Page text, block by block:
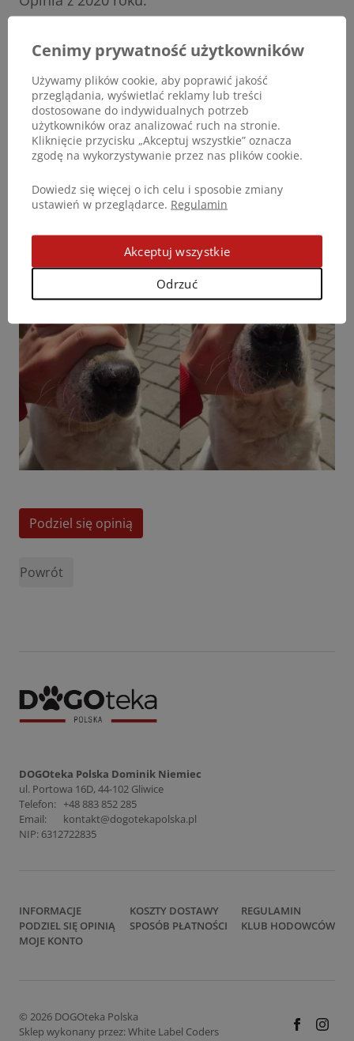
Podziel się opinią
Powrót
DOGOteka Polska Dominik Niemiec
ul. Portowa 16D, 44-102 Gliwice
Telefon: +48 883 852 285
Email:
kontakt@dogotekapolska.pl
NIP: 6312722835
INFORMACJE
PODZIEL SIĘ OPINIĄ
MOJE KONTO
KOSZTY DOSTAWY
SPOSÓB PŁATNOŚCI
REGULAMIN
KLUB HODOWCÓW
© 2026 DOGOteka Polska
Sklep wykonany przez:White Label Coders
Cenimy prywatność użytkowników
Używamy plików cookie, aby poprawić jakość
przeglądania, wyświetlać reklamy lub treści
dostosowane do indywidualnych potrzeb
użytkowników oraz analizować ruch na stronie.
Kliknięcie przycisku „Akceptuj wszystkie” oznacza
zgodę na wykorzystywanie przez nas plików cookie.
Dowiedz się więcej o ich celu i sposobie zmiany
ustawień w przeglądarce. Regulamin
Odrzuć
Akceptuj wszystkie